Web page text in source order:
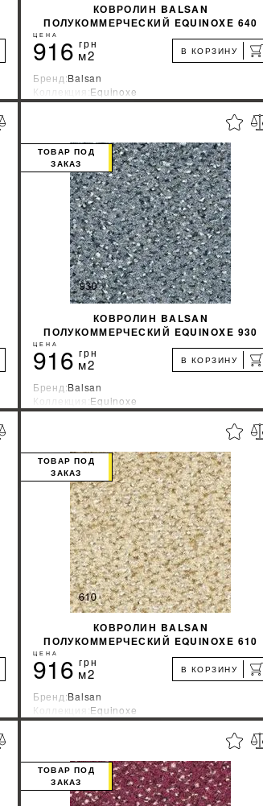
КОВРОЛИН BALSAN
ПОЛУКОММЕРЧЕСКИЙ EQUINOXE 640
ЦЕНА
916 грн
м2 В КОРЗИНУ
Бренд:Balsan
Коллекция:Equinoxe
Страна-производитель:Франция
УЗНАТЬ СВОЮ СКИДКУ %
КУПИТЬ
КОВРОЛИН BALSAN
ПОЛУКОММЕРЧЕСКИЙ EQUINOXE 930
ТОВАР ПОД
ЗАКАЗ
ЦЕНА
916 грн
м2 В КОРЗИНУ
Бренд:Balsan
Коллекция:Equinoxe
Страна-производитель:Франция
УЗНАТЬ СВОЮ СКИДКУ %
КУПИТЬ
КОВРОЛИН BALSAN
ПОЛУКОММЕРЧЕСКИЙ EQUINOXE 610
ТОВАР ПОД
ЗАКАЗ
ЦЕНА
916 грн
м2 В КОРЗИНУ
Бренд:Balsan
Коллекция:Equinoxe
Страна-производитель:Франция
УЗНАТЬ СВОЮ СКИДКУ %
КУПИТЬ
ТОВАР ПОД
ЗАКАЗ